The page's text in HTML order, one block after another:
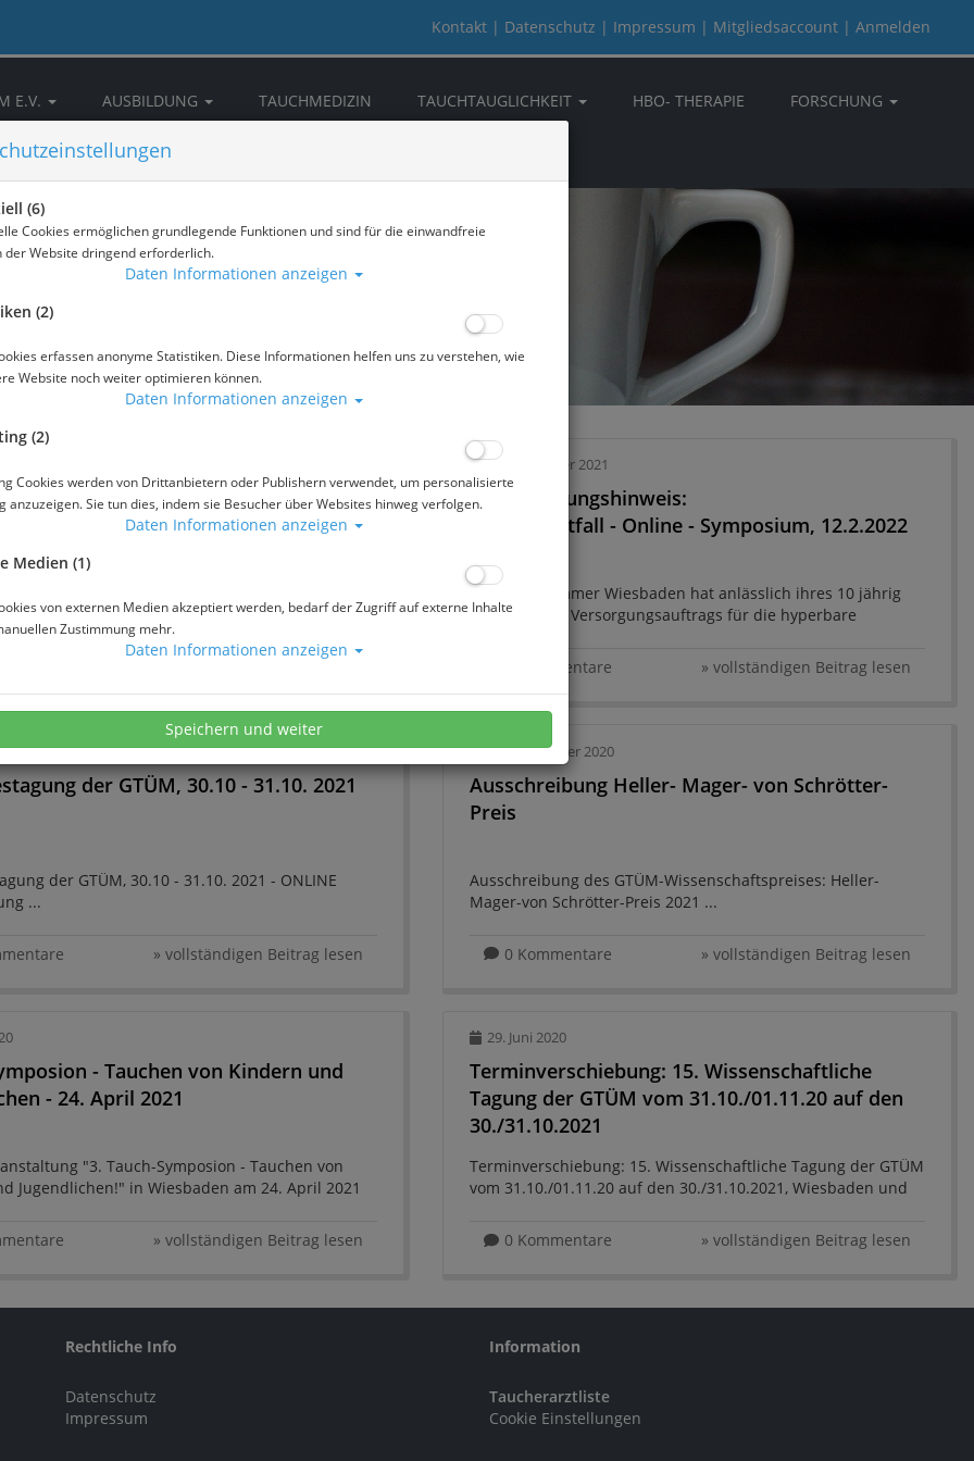
Kontakt | Datenschutz | Impressum | Mitgliedsaccount | Anmelden
E.V. AUSBILDUNG TAUCHMEDIZIN TAUCHTAUGLICHKEIT HBO- THERAPIE FORSCHUNG
DOWNLOAD & INFOS
Symposion: Tauchmedizin im Kindes-
- 04.02.2023, Wiesbaden
in Wiesbaden ...
10. Dezember 2021
Veranstaltungshinweis:
1. HBO Notfall - Online - Symposium, 12.2.2022
Die Druckkammer Wiesbaden hat anlässlich ihres 10 jährig
bestehenden Versorgungsauftrags für die hyperbare
0 Kommentare » vollständigen Beitrag lesen
2021
der GTÜM, 30.10 - 31.10. 2021
der GTÜM, 30.10 - 31.10. 2021 - ONLINE
...
» vollständigen Beitrag lesen
08. September 2020
Ausschreibung Heller- Mager- von Schrötter-
Preis
Ausschreibung des GTÜM-Wissenschaftspreises: Heller-
Mager-von Schrötter-Preis 2021 ...
0 Kommentare » vollständigen Beitrag lesen
- Tauchen von Kindern und
- 24. April 2021
"3. Tauch-Symposion - Tauchen von
Jugendlichen!" in Wiesbaden am 24. April 2021
» vollständigen Beitrag lesen
29. Juni 2020
Terminverschiebung: 15. Wissenschaftliche
Tagung der GTÜM vom 31.10./01.11.20 auf den
30./31.10.2021
Terminverschiebung: 15. Wissenschaftliche Tagung der GTÜM
vom 31.10./01.11.20 auf den 30./31.10.2021, Wiesbaden und
Jugendlichen! Wiesbaden, 24.04 ...
0 Kommentare » vollständigen Beitrag lesen
Rechtliche Info
Datenschutz
Impressum
Information
Taucherarztliste
Cookie Einstellungen
(6)
Cookies ermöglichen grundlegende Funktionen und sind für die einwandfreie
der Website dringend erforderlich.
Daten Informationen anzeigen
(2)
erfassen anonyme Statistiken. Diese Informationen helfen uns zu verstehen, wie
Website noch weiter optimieren können.
Daten Informationen anzeigen
(2)
Cookies werden von Drittanbietern oder Publishern verwendet, um personalisierte
anzuzeigen. Sie tun dies, indem sie Besucher über Websites hinweg verfolgen.
Daten Informationen anzeigen
Medien (1)
von externen Medien akzeptiert werden, bedarf der Zugriff auf externe Inhalte
Zustimmung mehr.
Daten Informationen anzeigen
Speichern und weiter